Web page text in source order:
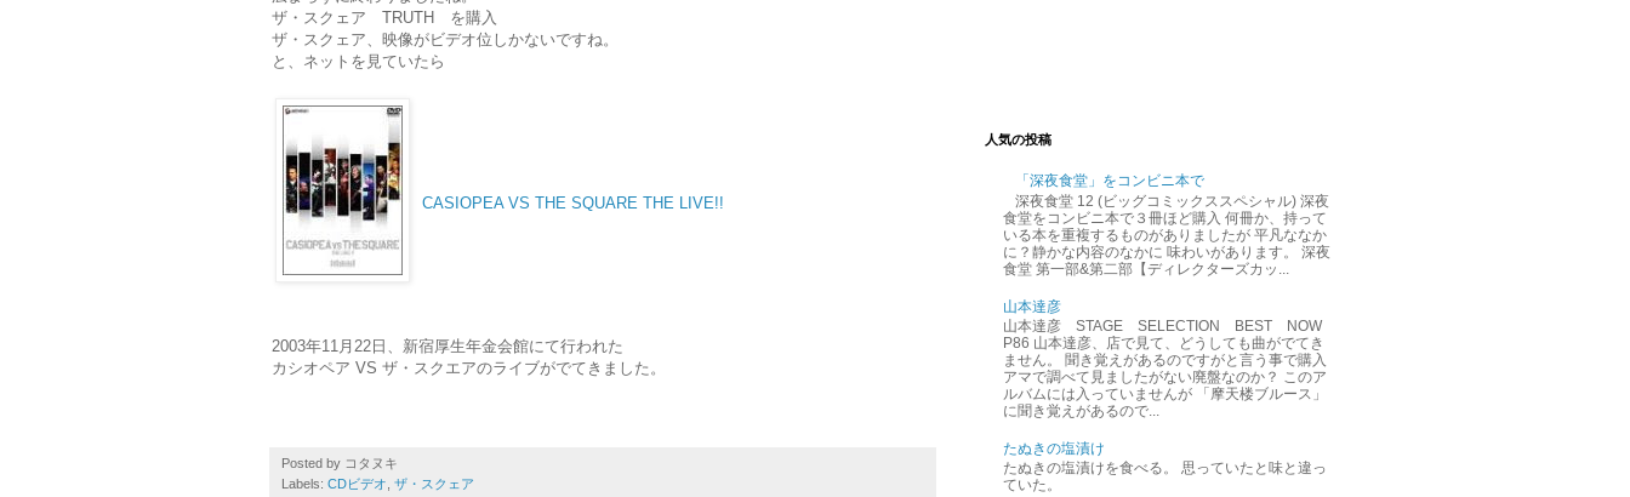
ザ・スクェア TRUTH を購入
ザ・スクェア、映像がビデオ位しかないですね。
と、ネットを見ていたら
CASIOPEA VS THE SQUARE THE LIVE!!
2003年11月22日、新宿厚生年金会館にて行われた
カシオペア VS ザ・スクエアのライブがでてきました。
Posted by コタヌキ
Labels: CDビデオ ザ・スクェア
人気の投稿
「深夜食堂」をコンビニ本で
深夜食堂 12 (ビッグコミックススペシャル) 深夜
食堂をコンビニ本で３冊ほど購入 何冊か、持って
いる本を重複するものがありましたが 平凡ななか
に？静かな内容のなかに 味わいがあります。 深夜
食堂 第一部&第二部【ディレクターズカッ...
山本達彦
山本達彦 STAGE SELECTION BEST NOW
P86 山本達彦、店で見て、どうしても曲がでてき
ません。 聞き覚えがあるのですがと言う事で購入
アマで調べて見ましたがない廃盤なのか？ このア
ルバムには入っていませんが 「摩天楼ブルース」
に聞き覚えがあるので...
たぬきの塩漬け
たぬきの塩漬けを食べる。 思っていたと味と違っ
ていた。